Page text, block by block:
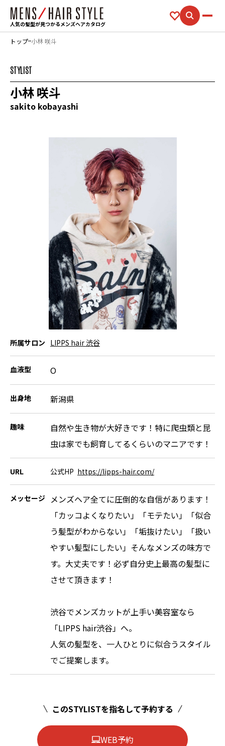
人気の髪型が見つかるメンズヘアカタログ
トップ 小林 咲斗
STYLIST
小林 咲斗
sakito kobayashi
所属サロン LIPPS hair 渋谷
血液型 O
出身地 新潟県
趣味
自然や生き物が大好きです！特に爬虫類と昆
虫は家でも飼育してるくらいのマニアです！
URL 公式HP https://lipps-hair.com/
メッセージ
メンズヘア全てに圧倒的な自信があります！
「カッコよくなりたい」「モテたい」「似合
う髪型がわからない」「垢抜けたい」「扱い
やすい髪型にしたい」そんなメンズの味方で
す。大丈夫です！必ず自分史上最高の髪型に
させて頂きます！
渋谷でメンズカットが上手い美容室なら
「LIPPS hair渋谷」へ。
人気の髪型を、一人ひとりに似合うスタイル
でご提案します。
このSTYLISTを指名して予約する
WEB予約